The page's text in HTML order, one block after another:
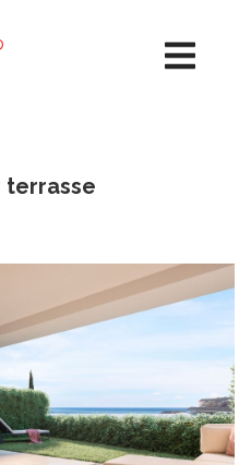
terrasse